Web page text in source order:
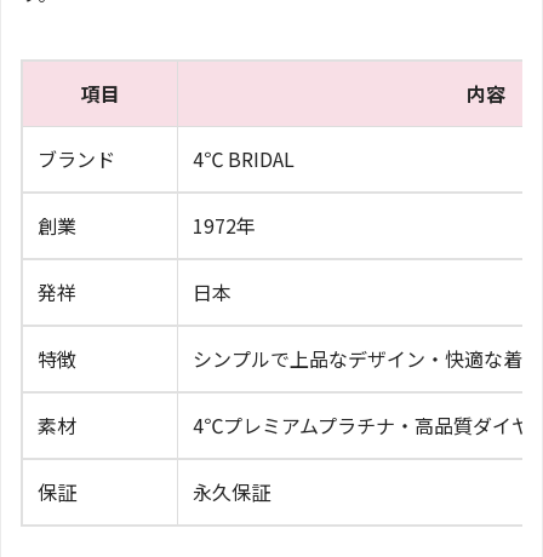
項目 内容
ブランド 4℃ BRIDAL
創業 1972年
発祥 日本
特徴 シンプルで上品なデザイン・快適な着
素材 4℃プレミアムプラチナ・高品質ダイヤ
保証 永久保証